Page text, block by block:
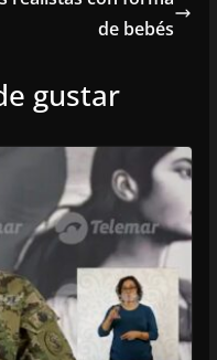
de bebés
gustar